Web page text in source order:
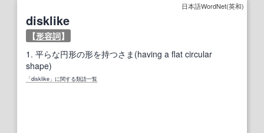
日本語WordNet(英和)
disklike
【形容詞】
1. 平らな円形の形を持つさま(having a flat circular
shape)
「disklike」に関する類語一覧